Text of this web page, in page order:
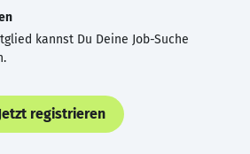
kannst Du Deine Job-Suche
registrieren